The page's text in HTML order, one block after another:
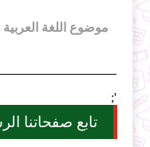
';
تابع صفحاتنا